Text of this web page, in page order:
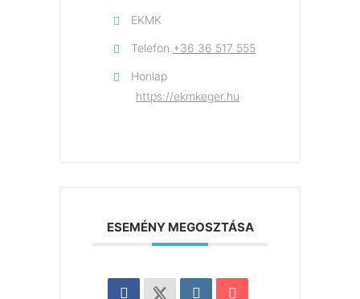
EKMK
Telefon +36 36 517 555
Honlap
https://ekmkeger.hu
ESEMÉNY MEGOSZTÁSA